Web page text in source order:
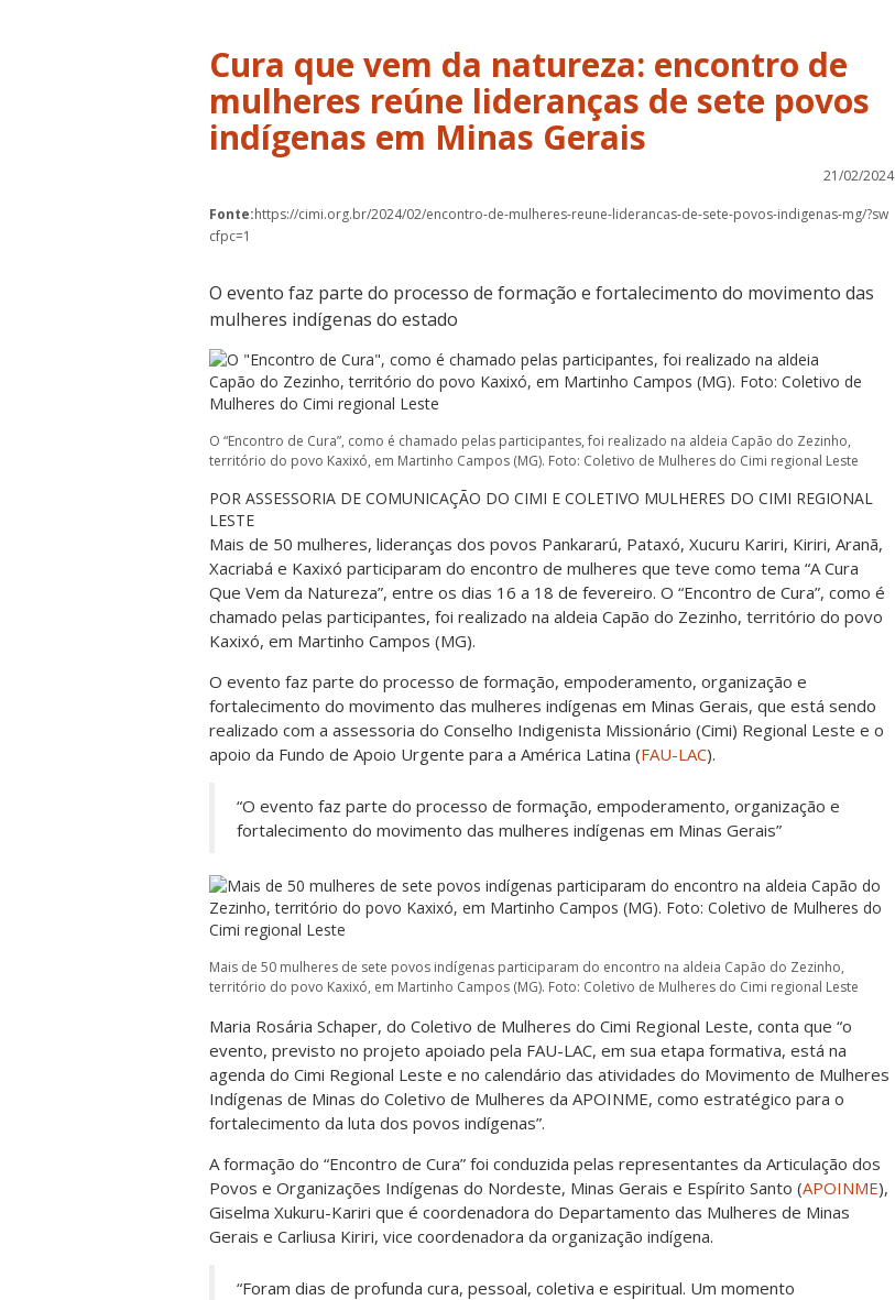
Cura que vem da natureza: encontro de
mulheres reúne lideranças de sete povos
indígenas em Minas Gerais
21/02/2024
Fonte:https://cimi.org.br/2024/02/encontro-de-mulheres-reune-liderancas-de-sete-povos-indigenas-mg/?sw
cfpc=1
O evento faz parte do processo de formação e fortalecimento do movimento das
mulheres indígenas do estado
O “Encontro de Cura”, como é chamado pelas participantes, foi realizado na aldeia Capão do Zezinho,
território do povo Kaxixó, em Martinho Campos (MG). Foto: Coletivo de Mulheres do Cimi regional Leste
POR ASSESSORIA DE COMUNICAÇÃO DO CIMI E COLETIVO MULHERES DO CIMI REGIONAL
LESTE
Mais de 50 mulheres, lideranças dos povos Pankararú, Pataxó, Xucuru Kariri, Kiriri, Aranã,
Xacriabá e Kaxixó participaram do encontro de mulheres que teve como tema “A Cura
Que Vem da Natureza”, entre os dias 16 a 18 de fevereiro. O “Encontro de Cura”, como é
chamado pelas participantes, foi realizado na aldeia Capão do Zezinho, território do povo
Kaxixó, em Martinho Campos (MG).
O evento faz parte do processo de formação, empoderamento, organização e
fortalecimento do movimento das mulheres indígenas em Minas Gerais, que está sendo
realizado com a assessoria do Conselho Indigenista Missionário (Cimi) Regional Leste e o
apoio da Fundo de Apoio Urgente para a América Latina (FAU-LAC).
“O evento faz parte do processo de formação, empoderamento, organização e
fortalecimento do movimento das mulheres indígenas em Minas Gerais”
Mais de 50 mulheres de sete povos indígenas participaram do encontro na aldeia Capão do Zezinho,
território do povo Kaxixó, em Martinho Campos (MG). Foto: Coletivo de Mulheres do Cimi regional Leste
Maria Rosária Schaper, do Coletivo de Mulheres do Cimi Regional Leste, conta que “o
evento, previsto no projeto apoiado pela FAU-LAC, em sua etapa formativa, está na
agenda do Cimi Regional Leste e no calendário das atividades do Movimento de Mulheres
Indígenas de Minas do Coletivo de Mulheres da APOINME, como estratégico para o
fortalecimento da luta dos povos indígenas”.
A formação do “Encontro de Cura” foi conduzida pelas representantes da Articulação dos
Povos e Organizações Indígenas do Nordeste, Minas Gerais e Espírito Santo (APOINME),
Giselma Xukuru-Kariri que é coordenadora do Departamento das Mulheres de Minas
Gerais e Carliusa Kiriri, vice coordenadora da organização indígena.
“Foram dias de profunda cura, pessoal, coletiva e espiritual. Um momento